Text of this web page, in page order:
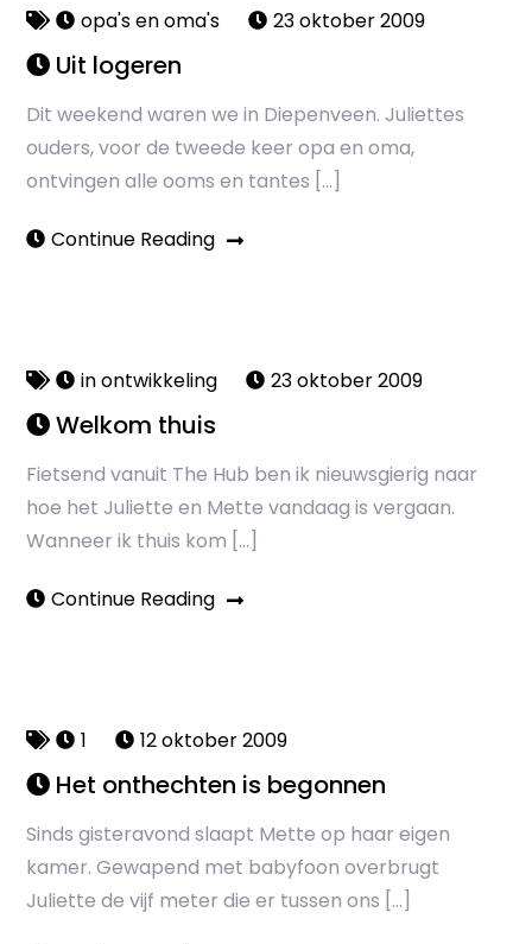
opa's en oma's 23 oktober 2009
Uit logeren
Dit weekend waren we in Diepenveen. Juliettes
ouders, voor de tweede keer opa en oma,
ontvingen alle ooms en tantes […]
Continue Reading
in ontwikkeling 23 oktober 2009
Welkom thuis
Fietsend vanuit The Hub ben ik nieuwsgierig naar
hoe het Juliette en Mette vandaag is vergaan.
Wanneer ik thuis kom […]
Continue Reading
1 12 oktober 2009
Het onthechten is begonnen
Sinds gisteravond slaapt Mette op haar eigen
kamer. Gewapend met babyfoon overbrugt
Juliette de vijf meter die er tussen ons […]